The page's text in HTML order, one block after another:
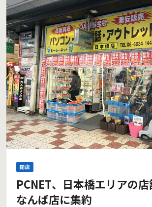
閉店
PCNET、日本橋エリアの
なんば店に集約